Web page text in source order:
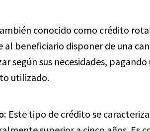
conocido como crédito
al beneficiario disponer de una
según sus necesidades,
utilizado.
Este tipo de crédito se